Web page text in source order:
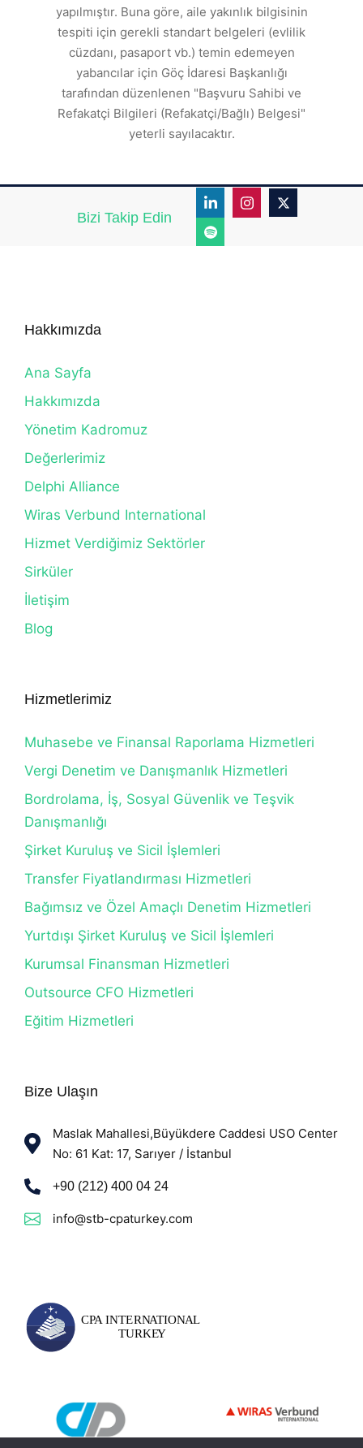
yapılmıştır. Buna göre, aile yakınlık bilgisinin
tespiti için gerekli standart belgeleri (evlilik
cüzdanı, pasaport vb.) temin edemeyen
yabancılar için Göç İdaresi Başkanlığı
tarafından düzenlenen "Başvuru Sahibi ve
Refakatçi Bilgileri (Refakatçi/Bağlı) Belgesi"
yeterli sayılacaktır.
Bizi Takip Edin
Hakkımızda
Ana Sayfa
Hakkımızda
Yönetim Kadromuz
Değerlerimiz
Delphi Alliance
Wiras Verbund International
Hizmet Verdiğimiz Sektörler
Sirküler
İletişim
Blog
Hizmetlerimiz
Muhasebe ve Finansal Raporlama Hizmetleri
Vergi Denetim ve Danışmanlık Hizmetleri
Bordrolama, İş, Sosyal Güvenlik ve Teşvik
Danışmanlığı
Şirket Kuruluş ve Sicil İşlemleri
Transfer Fiyatlandırması Hizmetleri
Bağımsız ve Özel Amaçlı Denetim Hizmetleri
Yurtdışı Şirket Kuruluş ve Sicil İşlemleri
Kurumsal Finansman Hizmetleri
Outsource CFO Hizmetleri
Eğitim Hizmetleri
Bize Ulaşın
Maslak Mahallesi,Büyükdere Caddesi USO Center
No: 61 Kat: 17, Sarıyer / İstanbul
+90 (212) 400 04 24
info@stb-cpaturkey.com